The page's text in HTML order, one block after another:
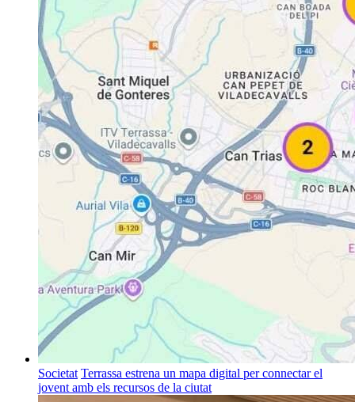
Societat Terrassa estrena un mapa digital per connectar el
jovent amb els recursos de la ciutat